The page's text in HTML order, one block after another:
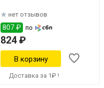
нет отзывов
807 ₽ по
824 ₽
Доставка за 1₽ !